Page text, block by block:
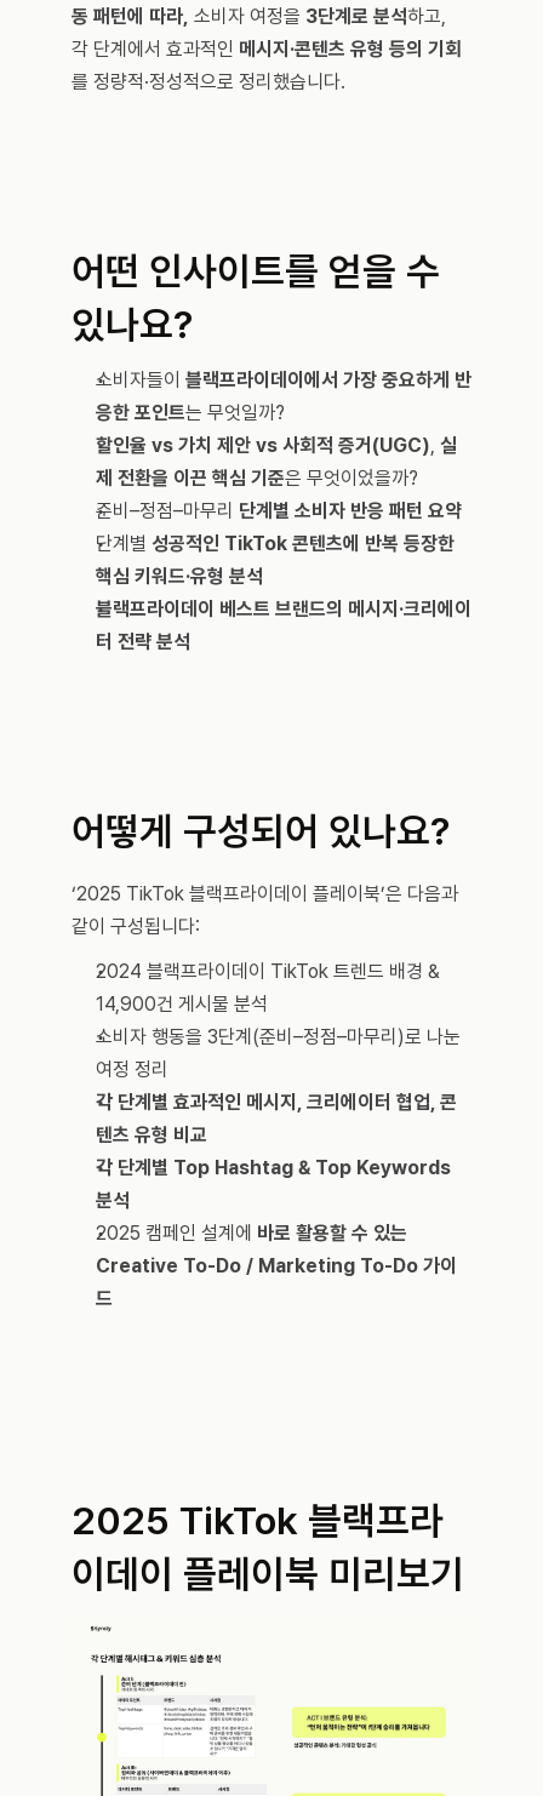
동 패턴에 따라, 소비자 여정을 3단계로 분석하고,
각 단계에서 효과적인 메시지·콘텐츠 유형 등의 기회
를 정량적·정성적으로 정리했습니다.
어떤 인사이트를 얻을 수
있나요?
소비자들이 블랙프라이데이에서 가장 중요하게 반
응한 포인트는 무엇일까?
할인율 vs 가치 제안 vs 사회적 증거(UGC), 실
제 전환을 이끈 핵심 기준은 무엇이었을까?
준비–정점–마무리 단계별 소비자 반응 패턴 요약
단계별 성공적인 TikTok 콘텐츠에 반복 등장한
핵심 키워드·유형 분석
블랙프라이데이 베스트 브랜드의 메시지·크리에이
터 전략 분석
어떻게 구성되어 있나요?
‘2025 TikTok 블랙프라이데이 플레이북’은 다음과
같이 구성됩니다:
2024 블랙프라이데이 TikTok 트렌드 배경 &
14,900건 게시물 분석
소비자 행동을 3단계(준비–정점–마무리)로 나눈
여정 정리
각 단계별 효과적인 메시지, 크리에이터 협업, 콘
텐츠 유형 비교
각 단계별 Top Hashtag & Top Keywords
분석
2025 캠페인 설계에 바로 활용할 수 있는
Creative To-Do / Marketing To-Do 가이
드
2025 TikTok 블랙프라
이데이 플레이북 미리보기